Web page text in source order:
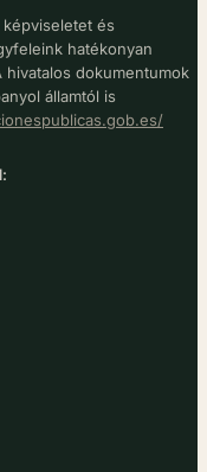
és
hatékonyan
dokumentumok
államtól is